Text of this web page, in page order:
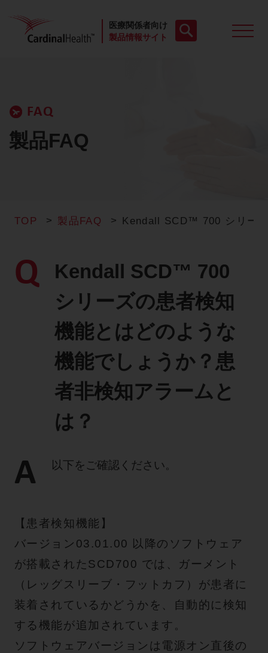
医療関係者向け
製品情報サイト
製品に関するお知らせ
添付文書
お問い合わせ
FAQ
製品FAQ
TOP 製品FAQ Kendall SCD™ 700 シリー
Q
Kendall SCD™ 700
シリーズの患者検知
機能とはどのような
機能でしょうか？患
者非検知アラームと
は？
A 以下をご確認ください。
【患者検知機能】
バージョン03.01.00 以降のソフトウェア
が搭載されたSCD700 では、ガーメント
（レッグスリーブ・フットカフ）が患者に
装着されているかどうかを、自動的に検知
する機能が追加されています。
ソフトウェアバージョンは電源オン直後の